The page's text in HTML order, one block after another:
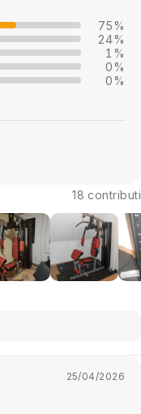
75%
24%
1%
0%
0%
18 contributi
25/04/2026